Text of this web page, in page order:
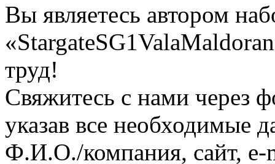
Вы являетесь автором
труд!
Свяжитесь с нами через
указав все необходимые
Ф.И.О./компания, сайт, e-